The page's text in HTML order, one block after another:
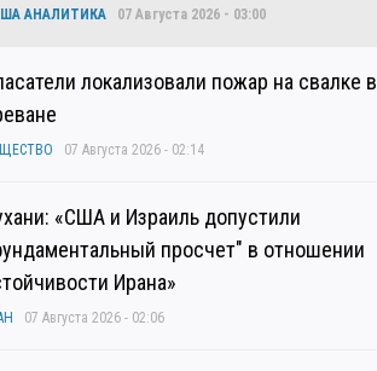
АНАЛИТИКА 07 Августа 2026 - 03:00
локализовали пожар на свалке в
07 Августа 2026 - 02:14
«США и Израиль допустили
просчет" в отношении
Ирана»
07 Августа 2026 - 02:06